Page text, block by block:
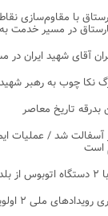
با مقاوم‌سازی
در مسیر خدمت
نکا چوب به رهبر
بدرقه تاریخ معاصر
آسفالت شد / عملیات
است
توسعه